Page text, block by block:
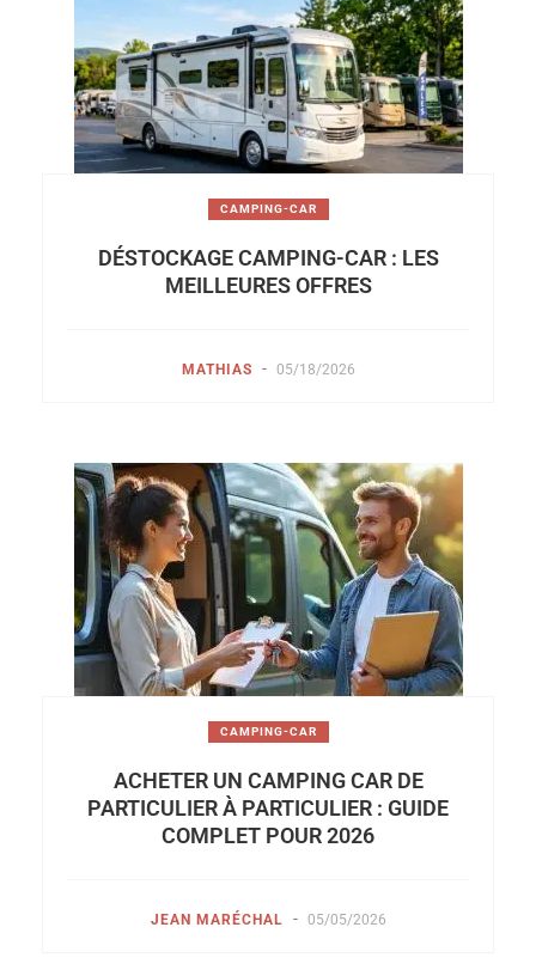
CAMPING-CAR
DÉSTOCKAGE CAMPING-CAR : LES
MEILLEURES OFFRES
MATHIAS - 05/18/2026
CAMPING-CAR
ACHETER UN CAMPING CAR DE
PARTICULIER À PARTICULIER : GUIDE
COMPLET POUR 2026
JEAN MARÉCHAL - 05/05/2026